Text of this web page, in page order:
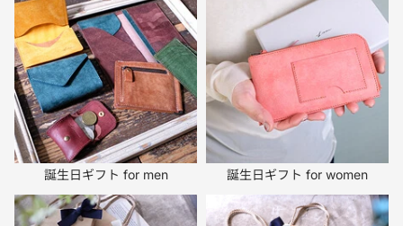
誕生日ギフト for men 誕生日ギフト for women